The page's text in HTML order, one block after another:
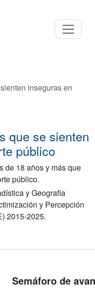
inseguras en
que se sienten
público
de 18 años y más que
público.
y Geografía
y Percepción
2015-2025.
Semáforo de